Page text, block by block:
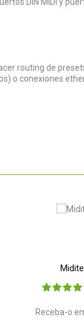
routing de
o conexiones
Receba-o